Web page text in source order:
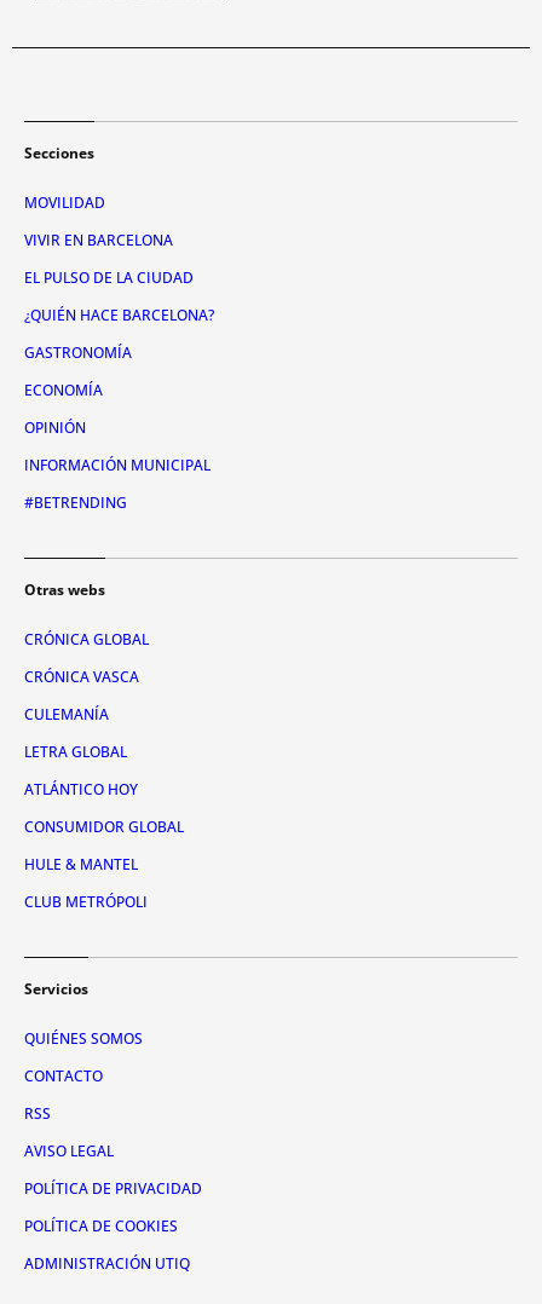
Secciones
MOVILIDAD
VIVIR EN BARCELONA
EL PULSO DE LA CIUDAD
¿QUIÉN HACE BARCELONA?
GASTRONOMÍA
ECONOMÍA
OPINIÓN
INFORMACIÓN MUNICIPAL
#BETRENDING
Otras webs
CRÓNICA GLOBAL
CRÓNICA VASCA
CULEMANÍA
LETRA GLOBAL
ATLÁNTICO HOY
CONSUMIDOR GLOBAL
HULE & MANTEL
CLUB METRÓPOLI
Servicios
QUIÉNES SOMOS
CONTACTO
RSS
AVISO LEGAL
POLÍTICA DE PRIVACIDAD
POLÍTICA DE COOKIES
ADMINISTRACIÓN UTIQ